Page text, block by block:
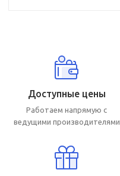
Доступные цены
Работаем напрямую с
ведущими производителями